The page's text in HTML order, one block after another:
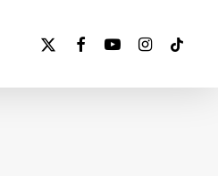
x-
facebookyoutubeinstagram
tiktok